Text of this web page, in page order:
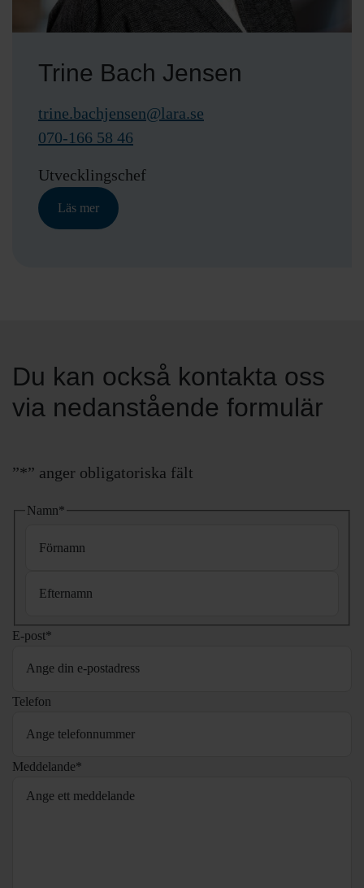
Trine Bach Jensen
trine.bachjensen@lara.se
070-166 58 46
Utvecklingschef
Läs mer
Du kan också kontakta oss
via nedanstående formulär
”*” anger obligatoriska fält
Namn*
Efternamn
E-post*
Telefon
Meddelande*